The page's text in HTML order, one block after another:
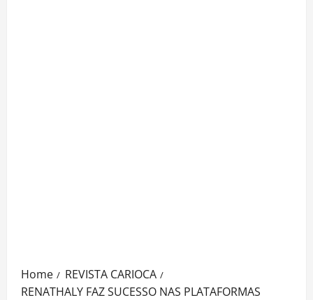
Home
REVISTA CARIOCA
RENATHALY FAZ SUCESSO NAS PLATAFORMAS